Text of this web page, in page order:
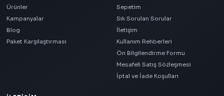
Ürünler
Kampanyalar
Blog
Paket Karşılaştırması
Sepetim
Sık Sorulan Sorular
İletişim
Kullanım Rehberleri
Ön Bilgilendirme Formu
Mesafeli Satış Sözleşmesi
İptal ve İade Koşulları